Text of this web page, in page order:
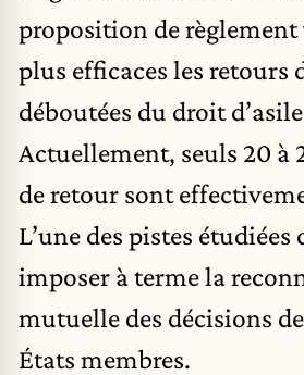
proposition de règlement
plus efficaces les retours
déboutées du droit
Actuellement, seuls 20 à
de retour sont
L’une des pistes
imposer à terme la
mutuelle des décisions
États membres.